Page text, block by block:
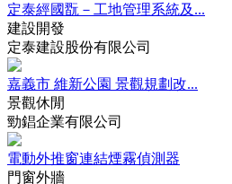
定泰經國翫－工地管理系統及...
建設開發
定泰建設股份有限公司
嘉義市 維新公園 景觀規劃改...
景觀休閒
勁錩企業有限公司
電動外推窗連結煙霧偵測器
門窗外牆